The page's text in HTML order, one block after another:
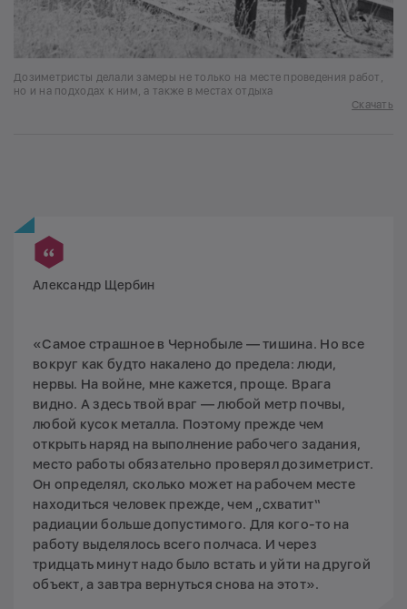
Дозиметристы делали замеры не только на месте проведения работ,
но и на подходах к ним, а также в местах отдыха
Скачать
Александр Щербин
«Самое страшное в Чернобыле — тишина. Но все
вокруг как будто накалено до предела: люди,
нервы. На войне, мне кажется, проще. Врага
видно. А здесь твой враг — любой метр почвы,
любой кусок металла. Поэтому прежде чем
открыть наряд на выполнение рабочего задания,
место работы обязательно проверял дозиметрист.
Он определял, сколько может на рабочем месте
находиться человек прежде, чем „схватит“
радиации больше допустимого. Для кого-то на
работу выделялось всего полчаса. И через
тридцать минут надо было встать и уйти на другой
объект, а завтра вернуться снова на этот».